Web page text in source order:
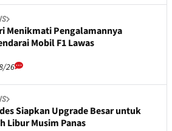
Menikmati Pengalamannya
Mobil F1 Lawas
26
Siapkan Upgrade Besar untuk
Libur Musim Panas